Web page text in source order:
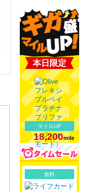
本日限定
マイルUP
18,200mile
無料